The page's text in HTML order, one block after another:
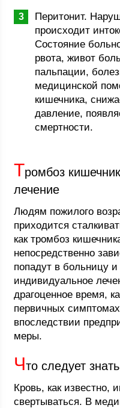
Перитонит.
происходит
Состояние
рвота, живот
пальпации,
медицинской
кишечника,
давление,
смертности.
Тромбоз
лечение
Людям пожилого
приходится
как тромбоз
непосредственно
попадут в больницу и
индивидуальное
драгоценное время,
первичных симптомах
впоследствии
меры.
Что следует
Кровь, как известно,
свертываться. В